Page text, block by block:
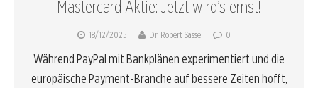
Mastercard Aktie: Jetzt wird’s ernst!
18/12/2025 Dr. Robert Sasse 0
Während PayPal mit Bankplänen experimentiert und die
europäische Payment-Branche auf bessere Zeiten hofft,